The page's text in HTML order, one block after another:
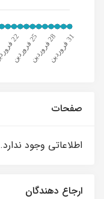
صفحات
اطلاعاتی وجود ندارد.
ارجاع دهندگان